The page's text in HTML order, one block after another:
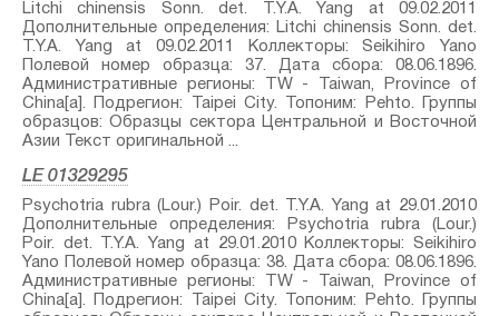
Litchi chinensis Sonn.⁣ det. T.Y.A. Yang at 09.02.2011
Дополнительные определения: Litchi chinensis Sonn.⁣ det.
T.Y.A. Yang at 09.02.2011 Коллекторы: Seikihiro Yano
Полевой номер образца: 37. Дата сбора: 08.06.1896.
Административные регионы: TW - Taiwan, Province of
China[a]. Подрегион: Taipei City. Топоним: Pehto. Группы
образцов: Образцы сектора Центральной и Восточной
Азии Текст оригинальной ...
LE 01329295
Psychotria rubra (Lour.) Poir.⁣ det. T.Y.A. Yang at 29.01.2010
Дополнительные определения: Psychotria rubra (Lour.)
Poir.⁣ det. T.Y.A. Yang at 29.01.2010 Коллекторы: Seikihiro
Yano Полевой номер образца: 38. Дата сбора: 08.06.1896.
Административные регионы: TW - Taiwan, Province of
China[a]. Подрегион: Taipei City. Топоним: Pehto. Группы